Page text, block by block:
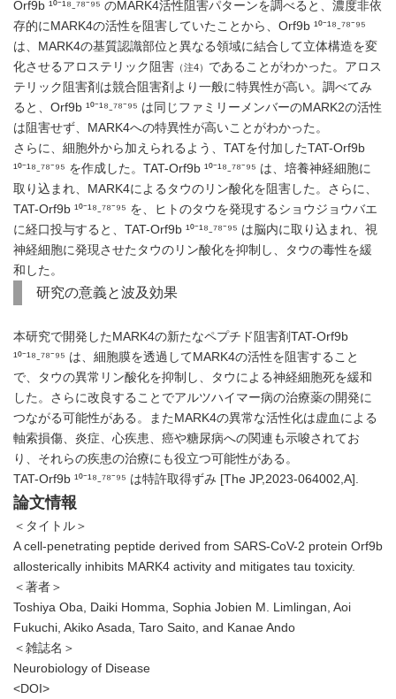
Orf9b ¹⁰⁻¹⁸₋⁷⁸⁻⁹⁵ のMARK4活性阻害パターンを調べると、濃度非依
存的にMARK4の活性を阻害していたことから、Orf9b ¹⁰⁻¹⁸₋⁷⁸⁻⁹⁵
は、MARK4の基質認識部位と異なる領域に結合して立体構造を変
化させるアロステリック阻害 （注4） であることがわかった。アロス
テリック阻害剤は競合阻害剤より一般に特異性が高い。調べてみ
ると、Orf9b ¹⁰⁻¹⁸₋⁷⁸⁻⁹⁵ は同じファミリーメンバーのMARK2の活性
は阻害せず、MARK4への特異性が高いことがわかった。
さらに、細胞外から加えられるよう、TATを付加したTAT-Orf9b
¹⁰⁻¹⁸₋⁷⁸⁻⁹⁵ を作成した。TAT-Orf9b ¹⁰⁻¹⁸₋⁷⁸⁻⁹⁵ は、培養神経細胞に
取り込まれ、MARK4によるタウのリン酸化を阻害した。さらに、
TAT-Orf9b ¹⁰⁻¹⁸₋⁷⁸⁻⁹⁵ を、ヒトのタウを発現するショウジョウバエ
に経口投与すると、TAT-Orf9b ¹⁰⁻¹⁸₋⁷⁸⁻⁹⁵ は脳内に取り込まれ、視
神経細胞に発現させたタウのリン酸化を抑制し、タウの毒性を緩
和した。
研究の意義と波及効果
本研究で開発したMARK4の新たなペプチド阻害剤TAT-Orf9b
¹⁰⁻¹⁸₋⁷⁸⁻⁹⁵ は、細胞膜を透過してMARK4の活性を阻害すること
で、タウの異常リン酸化を抑制し、タウによる神経細胞死を緩和
した。さらに改良することでアルツハイマー病の治療薬の開発に
つながる可能性がある。またMARK4の異常な活性化は虚血による
軸索損傷、炎症、心疾患、癌や糖尿病への関連も示唆されてお
り、それらの疾患の治療にも役立つ可能性がある。
TAT-Orf9b ¹⁰⁻¹⁸₋⁷⁸⁻⁹⁵ は特許取得ずみ [The JP,2023-064002,A].
論文情報
＜タイトル＞
A cell-penetrating peptide derived from SARS-CoV-2 protein Orf9b
allosterically inhibits MARK4 activity and mitigates tau toxicity.
＜著者＞
Toshiya Oba, Daiki Homma, Sophia Jobien M. Limlingan, Aoi
Fukuchi, Akiko Asada, Taro Saito, and Kanae Ando
＜雑誌名＞
Neurobiology of Disease
<DOI>